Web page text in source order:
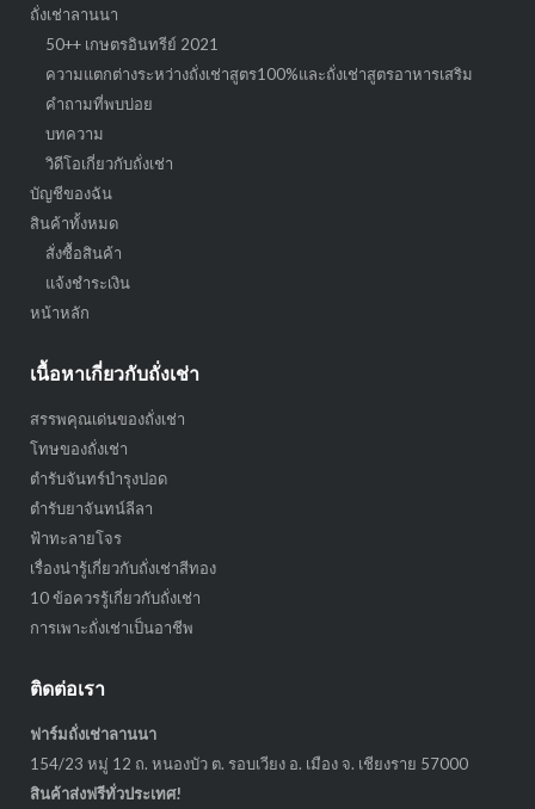
ถั่งเช่าลานนา
50++ เกษตรอินทรีย์ 2021
ความแตกต่างระหว่างถั่งเช่าสูตร100%และถั่งเช่าสูตรอาหารเสริม
คำถามที่พบบ่อย
บทความ
วิดีโอเกี่ยวกับถั่งเช่า
บัญชีของฉัน
สินค้าทั้งหมด
สั่งซื้อสินค้า
แจ้งชำระเงิน
หน้าหลัก
เนื้อหาเกี่ยวกับถั่งเช่า
สรรพคุณเด่นของถั่งเช่า
โทษของถั่งเช่า
ตำรับจันทร์บำรุงปอด
ตำรับยาจันทน์ลีลา
ฟ้าทะลายโจร
เรื่องน่ารู้เกี่ยวกับถั่งเช่าสีทอง
10 ข้อควรรู้เกี่ยวกับถั่งเช่า
การเพาะถั่งเช่าเป็นอาชีพ
ติดต่อเรา
ฟาร์มถั่งเช่าลานนา
154/23 หมู่ 12 ถ. หนองบัว ต. รอบเวียง อ. เมือง จ. เชียงราย 57000
สินค้าส่งฟรีทั่วประเทศ!